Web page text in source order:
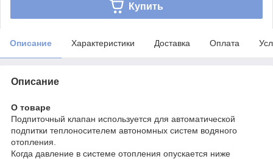
Купить
Описание Характеристики Доставка Оплата
Описание
О товаре
Подпиточный клапан используется для автоматической
подпитки теплоносителем автономных систем водяного
отопления.
Когда давление в системе отопления опускается ниже